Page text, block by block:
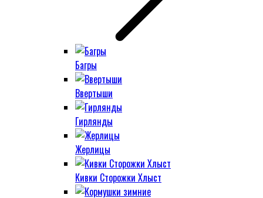
Багры
Ввертыши
Гирлянды
Жерлицы
Кивки Сторожки Хлыст